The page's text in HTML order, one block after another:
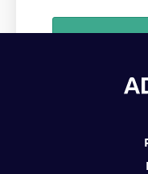
Ao se cadastrar, você